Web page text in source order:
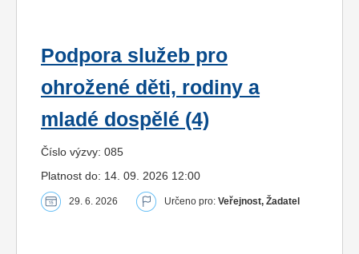
Podpora služeb pro
ohrožené děti, rodiny a
mladé dospělé (4)
Číslo výzvy: 085
Platnost do: 14. 09. 2026 12:00
29. 6. 2026 Určeno pro: Veřejnost, Žadatel